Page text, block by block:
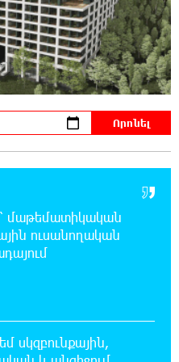
է էլեկտրական
համար. Մենուա
ին, 10-ին, 11-ին, 12-ին և
հասցեներում լույս չի
մաթեմատիկական
ուսանողական
սկզբունքային,